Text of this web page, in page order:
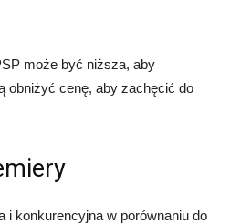
może być niższa, aby
obniżyć cenę, aby zachęcić do
i konkurencyjna w porównaniu do